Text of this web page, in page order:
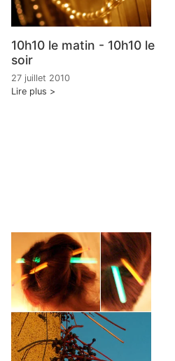
10h10 le matin - 10h10 le
soir
27 juillet 2010
Lire plus